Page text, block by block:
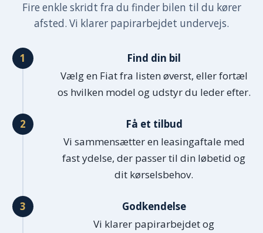
Fire enkle skridt fra du finder bilen til du kører
afsted. Vi klarer papirarbejdet undervejs.
Find din bil
Vælg en Fiat fra listen øverst, eller fortæl
os hvilken model og udstyr du leder efter.
Få et tilbud
Vi sammensætter en leasingaftale med
fast ydelse, der passer til din løbetid og
dit kørselsbehov.
Godkendelse
Vi klarer papirarbejdet og